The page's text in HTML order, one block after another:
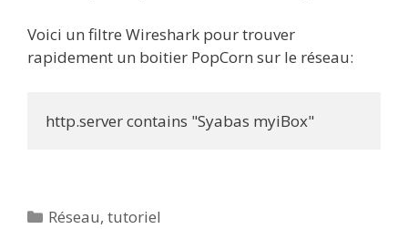
Voici un filtre Wireshark pour trouver
rapidement un boitier PopCorn sur le réseau:
http.server contains "Syabas myiBox"
Catégories
Réseau,tutoriel